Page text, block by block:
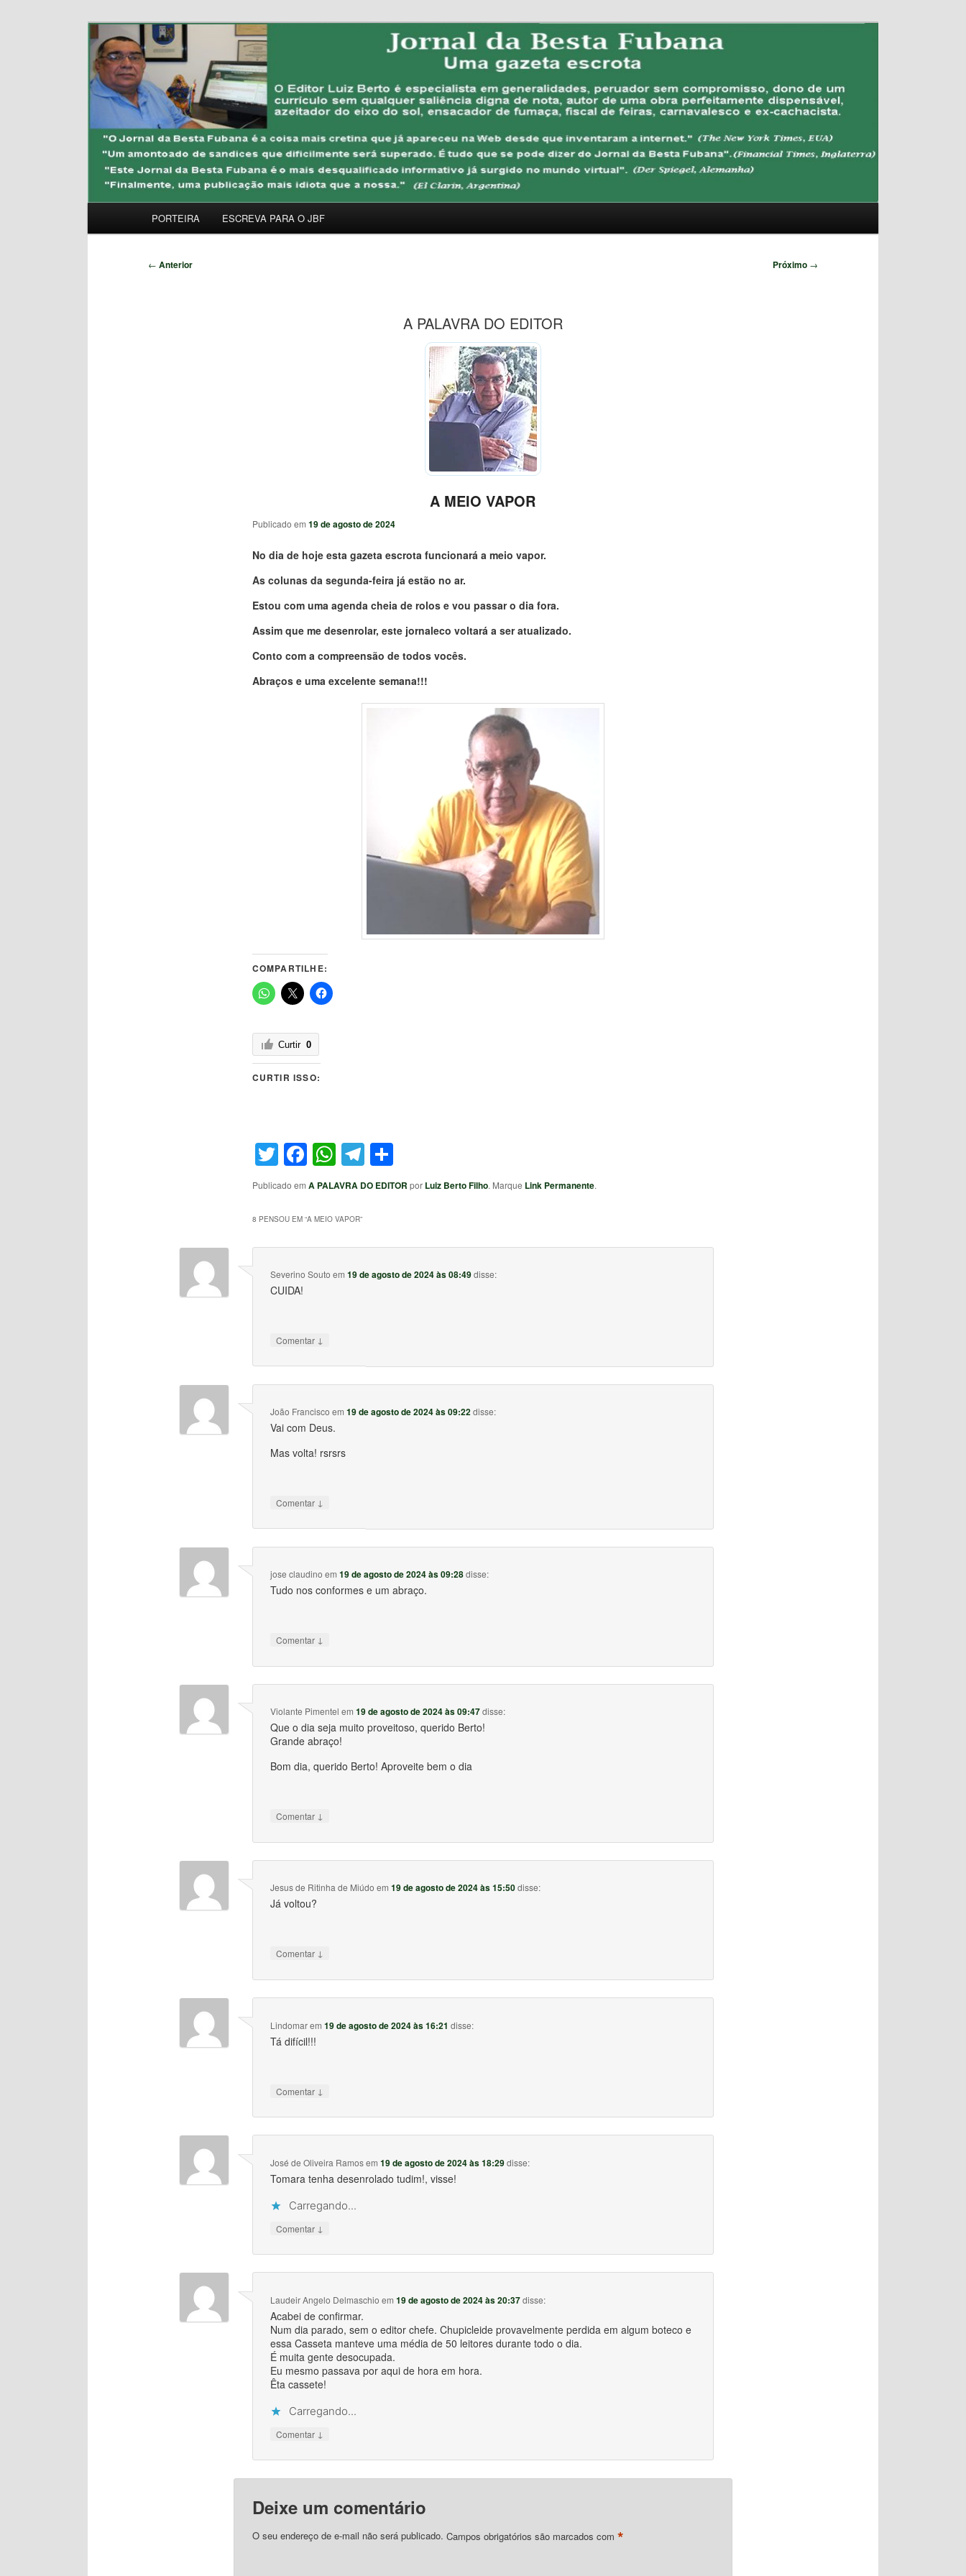
JORNAL DA BESTA FUBANA
Uma Gazeta Escrota
PORTEIRA ESCREVA PARA O JBF
Navegação
← Anterior Próximo →
A PALAVRA DO EDITOR
A MEIO VAPOR
Publicado em 19 de agosto de 2024
No dia de hoje esta gazeta escrota funcionará a meio vapor.
As colunas da segunda-feira já estão no ar.
Estou com uma agenda cheia de rolos e vou passar o dia fora.
Assim que me desenrolar, este jornaleco voltará a ser atualizado.
Conto com a compreensão de todos vocês.
Abraços e uma excelente semana!!!
COMPARTILHE:
Curtir 0
CURTIR ISSO:
Twitter
Facebook
WhatsApp
Telegram
Share
Publicado em A PALAVRA DO EDITOR por Luiz Berto Filho. Marque Link Permanente.
8 PENSOU EM “A MEIO VAPOR”
Severino Souto em19 de agosto de 2024 às 08:49disse:
CUIDA!
Comentar ↓
João Francisco em19 de agosto de 2024 às 09:22disse:
Vai com Deus.
Mas volta! rsrsrs
Comentar ↓
jose claudino em19 de agosto de 2024 às 09:28disse:
Tudo nos conformes e um abraço.
Comentar ↓
Violante Pimentel em19 de agosto de 2024 às 09:47disse:
Que o dia seja muito proveitoso, querido Berto!
Grande abraço!
Bom dia, querido Berto! Aproveite bem o dia
Comentar ↓
Jesus de Ritinha de Miúdo em19 de agosto de 2024 às 15:50disse:
Já voltou?
Comentar ↓
Lindomarem19 de agosto de 2024 às 16:21 disse:
Tá difícil!!!
Comentar ↓
José de Oliveira Ramosem19 de agosto de 2024 às 18:29disse:
Tomara tenha desenrolado tudim!, visse!
Carregando...
Comentar ↓
Laudeir Angelo Delmaschio em19 de agosto de 2024 às 20:37disse:
Acabei de confirmar.
Num dia parado, sem o editor chefe. Chupicleide provavelmente perdida em algum boteco e
essa Casseta manteve uma média de 50 leitores durante todo o dia.
É muita gente desocupada.
Eu mesmo passava por aqui de hora em hora.
Êta cassete!
Carregando...
Comentar ↓
Deixe um comentário
O seu endereço de e-mail não será publicado. Campos obrigatórios são marcados com *